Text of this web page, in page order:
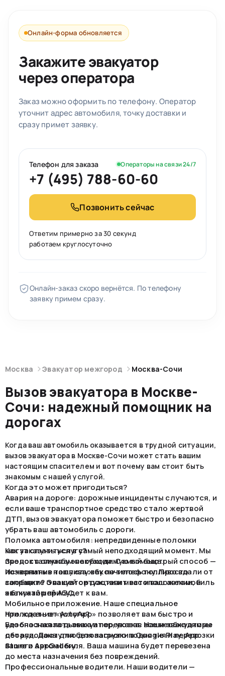
Онлайн-форма обновляется
Закажите эвакуатор
через оператора
Заказ можно оформить по телефону. Оператор
уточнит адрес автомобиля, точку доставки и
сразу примет заявку.
Телефон для заказа Операторы на связи 24/7
+7 (495) 788-60-60
Позвонить сейчас
Ответим примерно за 30 секунд
работаем круглосуточно
Онлайн-заказ скоро вернётся. По телефону
заявку примем сразу.
Москва Эвакуатор межгород Москва-Сочи
Вызов эвакуатора в Москве-
Сочи: надежный помощник на
дорогах
Когда ваш автомобиль оказывается в трудной ситуации,
вызов эвакуатора в Москве-Сочи может стать вашим
настоящим спасителем и вот почему вам стоит быть
знакомым с нашей услугой.
Когда это может пригодиться?
Авария на дороге: дорожные инциденты случаются, и
если ваше транспортное средство стало жертвой
ДТП, вызов эвакуатора поможет быстро и безопасно
убрать ваш автомобиль с дороги.
Поломка автомобиля: непредвиденные поломки
могут случиться в самый неподходящий момент. Мы
предоставим вам необходимую помощь.
Исчерпание топлива: закончилось топливо вдали от
заправки? Эвакуатор доставит вас и ваш автомобиль
к ближайшей АЗС.
Как заказать услугу?
Звонок в службу эвакуации. Самый быстрый способ —
позвонить в нашу службу по телефону. Просто
сообщите о вашей ситуации и местоположении, и
эвакуатор прибудет к вам.
Мобильное приложение. Наше специальное
приложение «AvtoApp» позволяет вам быстро и
удобно заказать эвакуатор, указав все необходимые
детали. Доступно для загрузки в Google Play, App
Store и AppGallery.
Что ждать от услуги?
Безопасная подъемка и перевозка. Наши эвакуаторы
оборудованы для безопасного поднятия и перевозки
вашего автомобиля. Ваша машина будет перевезена
до места назначения без повреждений.
Профессиональные водители. Наши водители —